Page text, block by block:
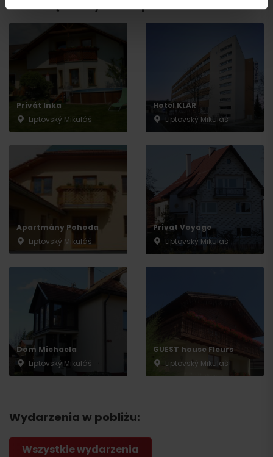
Gdzie się zatrzymać w pobliżu:
Privát Inka
Liptovský Mikuláš
Hotel KLAR
Liptovský Mikuláš
Apartmány Pohoda
Liptovský Mikuláš
Privat Voyage
Liptovský Mikuláš
Dom Michaela
Liptovský Mikuláš
GUEST house Fleurs
Liptovský Mikuláš
Wydarzenia w pobliżu:
Wszystkie wydarzenia